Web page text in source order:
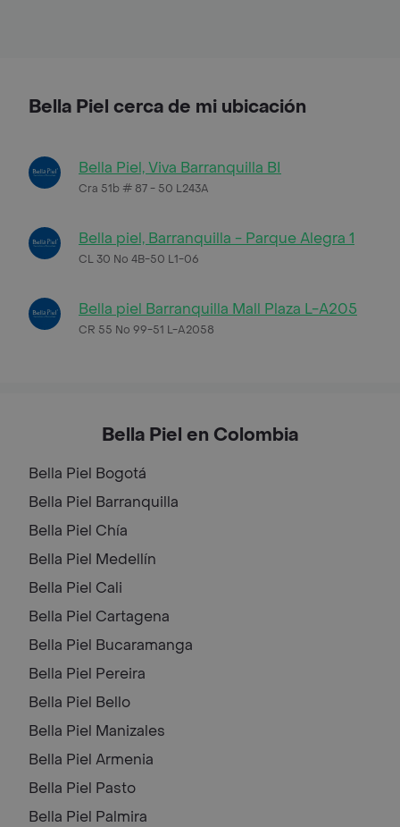
Bella Piel cerca de mi ubicación
Bella Piel, Viva Barranquilla BI
Cra 51b # 87 - 50 L243A
Bella piel, Barranquilla - Parque Alegra 1
CL 30 No 4B-50 L1-06
Bella piel Barranquilla Mall Plaza L-A205
CR 55 No 99-51 L-A2058
Bella Piel en Colombia
Bella Piel Bogotá
Bella Piel Barranquilla
Bella Piel Chía
Bella Piel Medellín
Bella Piel Cali
Bella Piel Cartagena
Bella Piel Bucaramanga
Bella Piel Pereira
Bella Piel Bello
Bella Piel Manizales
Bella Piel Armenia
Bella Piel Pasto
Bella Piel Palmira